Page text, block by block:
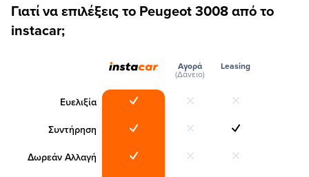
Γιατί να επιλέξεις το Peugeot 3008 από το
instacar;
Ευελιξία
Συντήρηση
Δωρεάν Αλλαγή
Αγορά
(Δάνειο)
Leasing